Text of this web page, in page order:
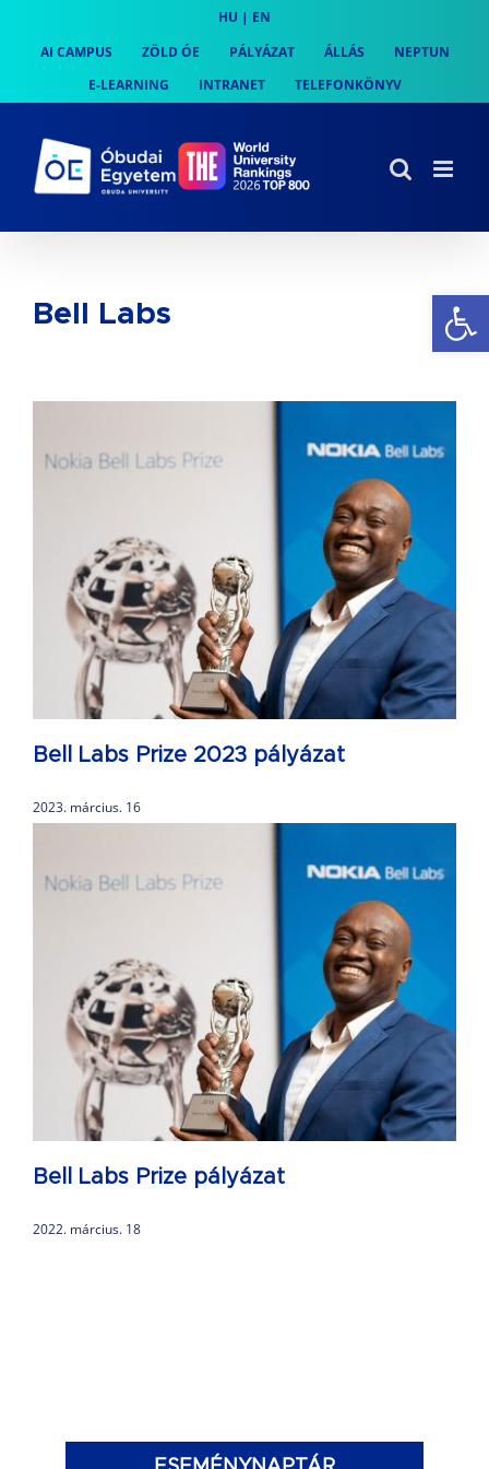
content
HU | EN
AI CAMPUS
ZÖLD ÓE PÁLYÁZAT ÁLLÁS
NEPTUN
E-LEARNING
INTRANET TELEFONKÖNYV
Bell Labs
Bell Labs Prize 2023 pályázat
2023. március. 16
Bell Labs Prize pályázat
2022. március. 18